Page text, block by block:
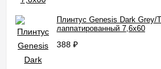
Плинтус Genesis Dark Grey/
лаппатированный 7,6x60
388 ₽